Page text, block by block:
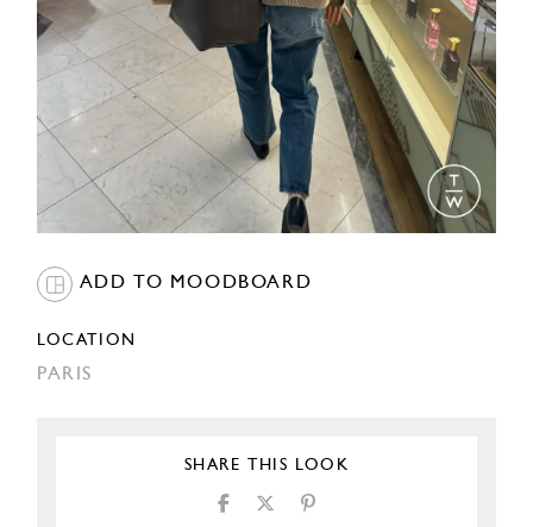
ADD TO MOODBOARD
LOCATION
PARIS
SHARE THIS LOOK